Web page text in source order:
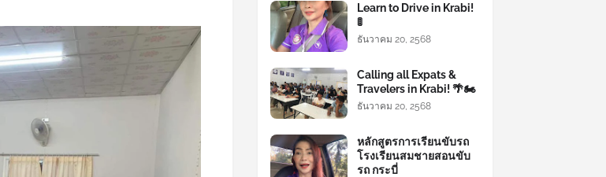
Learn to Drive in Krabi!
🚦
ธันวาคม 20, 2568
Calling all Expats &
Travelers in Krabi! 🌴🏍️
ธันวาคม 20, 2568
หลักสูตรการเรียนขับรถ
โรงเรียนสมชายสอนขับ
รถ กระบี่